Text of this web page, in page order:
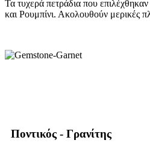
Τα τυχερά πετράδια που
και Ρουμπίνι. Ακολουθούν μερικές
Ποντικός - Γρανίτης